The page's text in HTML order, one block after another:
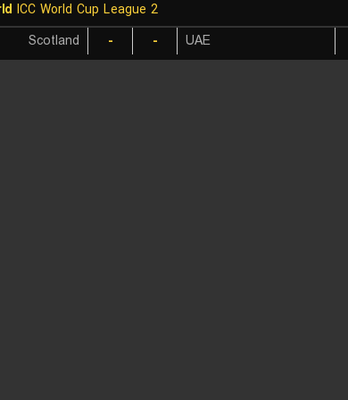
ICC World Cup League 2
Scotland
- - UAE